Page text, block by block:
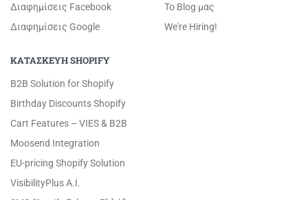
Διαφημίσεις Facebook
Διαφημίσεις Google
Το Blog μας
We're Hiring!
ΚΑΤΑΣΚΕΥΗ SHOPIFY
B2B Solution for Shopify
Birthday Discounts Shopify
Cart Features – VIES & B2B
Moosend Integration
EU-pricing Shopify Solution
VisibilityPlus A.I.